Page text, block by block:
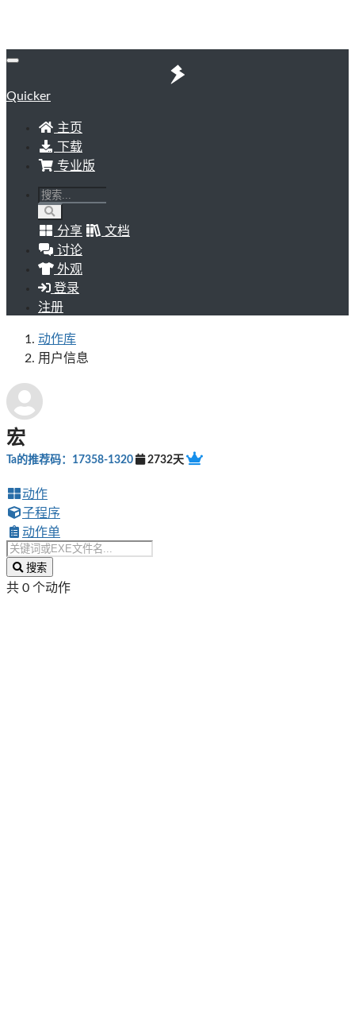
Quicker
主页
下载
专业版
分享
文档
讨论
外观
登录
注册
动作库
用户信息
宏
Ta的推荐码：17358-1320 2732天
动作
子程序
动作单
搜索
共 0 个动作